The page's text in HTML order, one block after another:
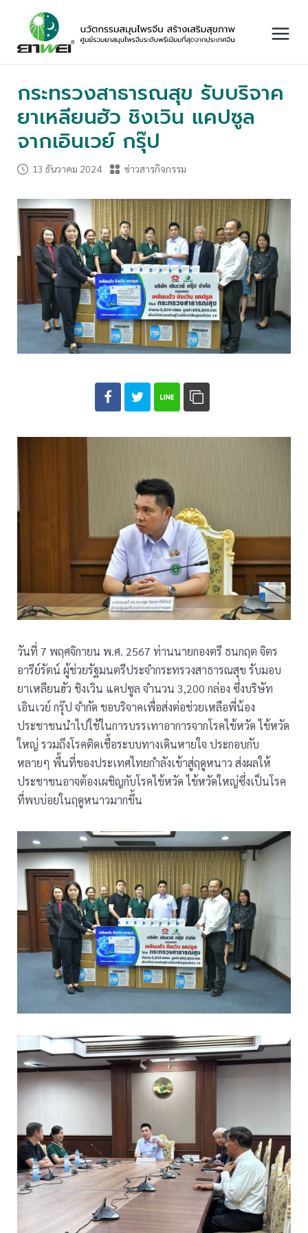
content
กระทรวงสาธารณสุข รับบริจาค
ยาเหลียนฮัว ชิงเวิน แคปซูล
จากเอินเวย์ กรุ๊ป
13 ธันวาคม 2024 ข่าวสารกิจกรรม
วันที่ 7 พฤศจิกายน พ.ศ. 2567 ท่านนายกองตรี ธนกฤต จิตร
อารีย์รัตน์ ผู้ช่วยรัฐมนตรีประจำกระทรวงสาธารณสุข รับมอบ
ยาเหลียนฮัว ชิงเวิน แคปซูล จำนวน 3,200 กล่อง ซึ่งบริษัท
เอินเวย์ กรุ๊ป จำกัด ขอบริจาคเพื่อส่งต่อช่วยเหลือพี่น้อง
ประชาชนนำไปใช้ในการบรรเทาอาการจากโรคไข้หวัด ไข้หวัด
ใหญ่ รวมถึงโรคติดเชื้อระบบทางเดินหายใจ ประกอบกับ
หลายๆ พื้นที่ของประเทศไทยกำลังเข้าสู่ฤดูหนาว ส่งผลให้
ประชาชนอาจต้องเผชิญกับโรคไข้หวัด ไข้หวัดใหญ่ซึ่งเป็นโรค
ที่พบบ่อยในฤดูหนาวมากขึ้น